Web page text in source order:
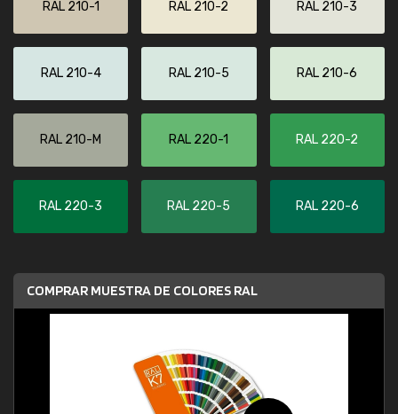
RAL 210-1 RAL 210-2 RAL 210-3
RAL 210-4 RAL 210-5 RAL 210-6
RAL 210-M RAL 220-1 RAL 220-2
RAL 220-3 RAL 220-5 RAL 220-6
COMPRAR MUESTRA DE COLORES RAL